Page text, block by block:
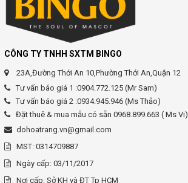
CÔNG TY TNHH SXTM BINGO
23A,Đường Thới An 10,Phường Thới An,Quận 12
Tư vấn báo giá 1 :0904.772.125 (Mr Sam)
Tư vấn báo giá 2 :0934.945.946 (Ms Thảo)
Đặt thuê & mua mẫu có sẵn 0968.899.663 ( Ms Vi)
dohoatrang.vn@gmail.com
MST: 0314709887
Ngày cấp: 03/11/2017
Nơi cấp: Sở KH và ĐT Tp HCM